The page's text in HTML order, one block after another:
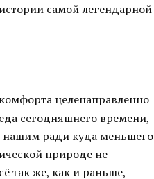
самой легендарной
целенаправленно
сегодняшнего времени,
нашим ради куда меньшего
природе не
так же, как и раньше,